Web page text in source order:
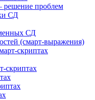
решение проблем
СД
СД
(смарт-выражения)
скриптах
скриптах